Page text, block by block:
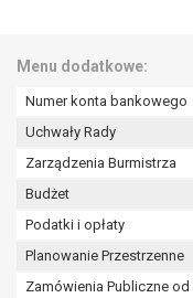
Menu dodatkowe:
Numer konta bankowego
Uchwały Rady
Zarządzenia Burmistrza
Budżet
Podatki i opłaty
Planowanie Przestrzenne
Zamówienia Publiczne od